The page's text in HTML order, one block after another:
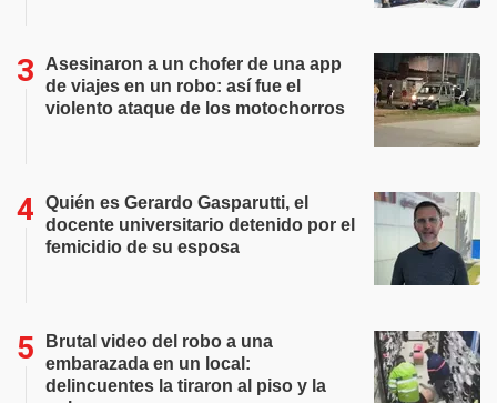
Asesinaron a un chofer de una app
de viajes en un robo: así fue el
violento ataque de los motochorros
Quién es Gerardo Gasparutti, el
docente universitario detenido por el
femicidio de su esposa
Brutal video del robo a una
embarazada en un local:
delincuentes la tiraron al piso y la